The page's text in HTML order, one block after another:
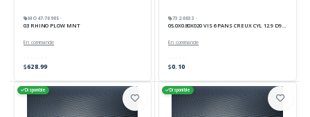
MO47-70985 ·
03 RHINO PLOW MNT
En commande
628.99
732-0033 ·
05.0X0.80X020 VIS 6 PANS CREUX CYL 12.9 D912
En commande
0.10
Disponible Disponible